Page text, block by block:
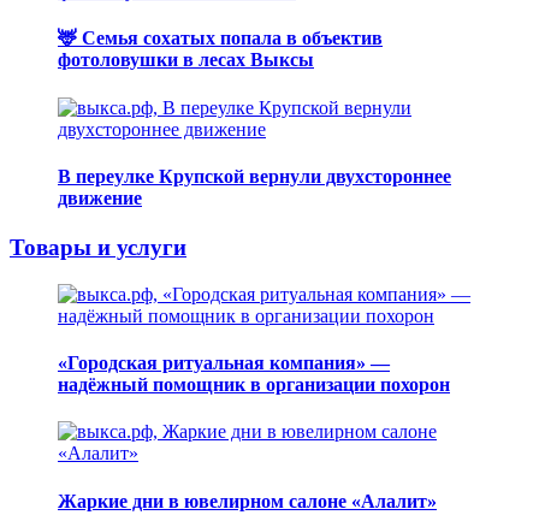
🦌 Семья сохатых попала в объектив
фотоловушки в лесах Выксы
В переулке Крупской вернули двухстороннее
движение
Товары и услуги
«Городская ритуальная компания» —
надёжный помощник в организации похорон
Жаркие дни в ювелирном салоне «Алалит»